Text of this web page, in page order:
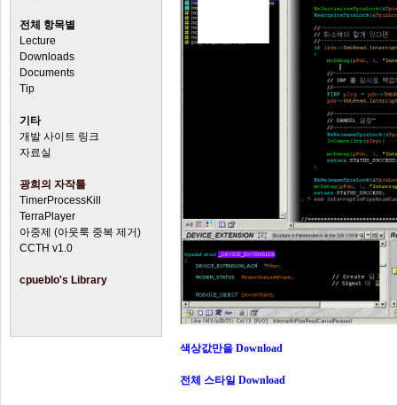
전체 항목별
Lecture
Downloads
Documents
Tip
기타
개발 사이트 링크
자료실
광희의 자작툴
TimerProcessKill
TerraPlayer
아중제 (아웃룩 중복 제거)
CCTH v1.0
cpueblo's Library
색상값만을 Download
전체 스타일 Download